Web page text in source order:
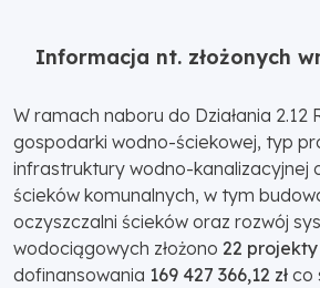
Informacja nt. złożonych
W ramach naboru do Działania 2.12
gospodarki wodno-ściekowej, typ
infrastruktury wodno-kanalizacyjnej
ścieków komunalnych, w tym
oczyszczalni ścieków oraz rozwój
wodociągowych złożono 22 projekty
dofinansowania 169 427 366,12 zł co